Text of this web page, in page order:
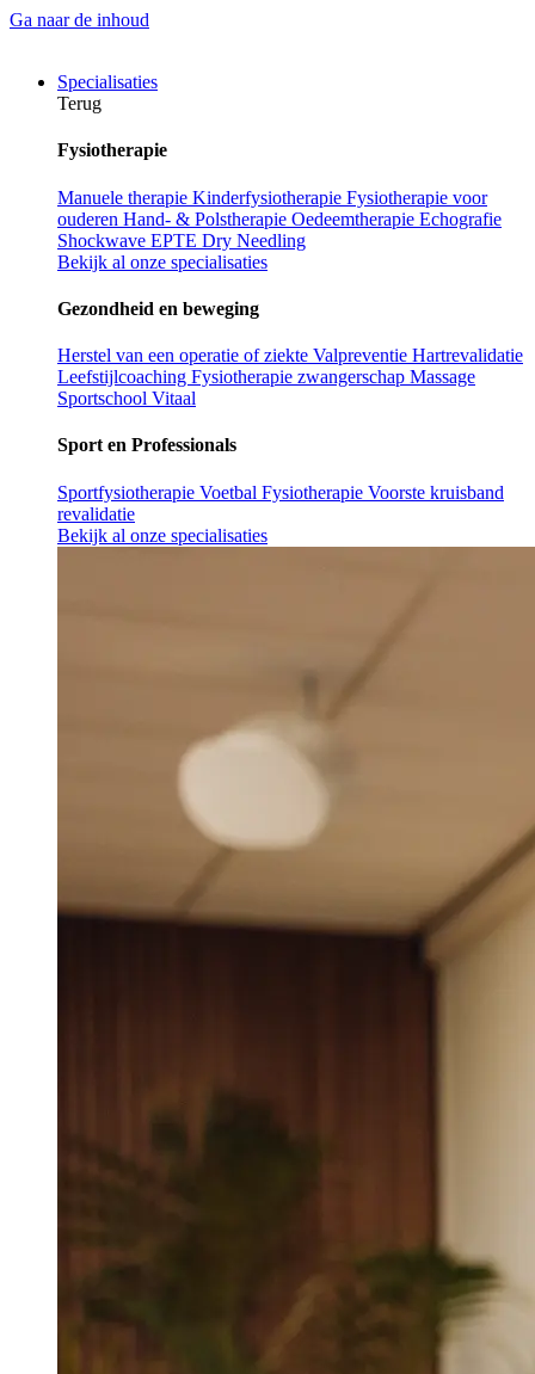
Ga naar de inhoud
Specialisaties
Terug
Fysiotherapie
Manuele therapie Kinderfysiotherapie Fysiotherapie voor
ouderen Hand- & Polstherapie Oedeemtherapie Echografie
Shockwave EPTE Dry Needling
Bekijk al onze specialisaties
Gezondheid en beweging
Herstel van een operatie of ziekte Valpreventie Hartrevalidatie
Leefstijlcoaching Fysiotherapie zwangerschap Massage
Sportschool Vitaal
Sport en Professionals
Sportfysiotherapie Voetbal Fysiotherapie Voorste kruisband
revalidatie
Bekijk al onze specialisaties